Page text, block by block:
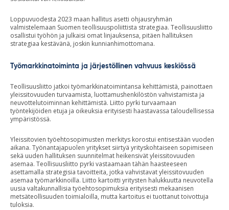
Loppuvuodesta 2023 maan hallitus asetti ohjausryhmän
valmistelemaan Suomen teollisuuspoliittista strategiaa. Teollisuusliitto
osallistui työhön ja julkaisi omat linjauksensa, pitäen hallituksen
strategiaa kestävänä, joskin kunnianhimottomana.
Työmarkkinatoiminta ja järjestöllinen vahvuus keskiössä
Teollisuusliitto jatkoi työmarkkinatoimintansa kehittämistä, painottaen
yleissitovuuden turvaamista, luottamushenkilöstön vahvistamista ja
neuvottelutoiminnan kehittämistä. Liitto pyrki turvaamaan
työntekijöiden etuja ja oikeuksia erityisesti haastavassa taloudellisessa
ympäristössä.
Yleissitovien työehtosopimusten merkitys korostui entisestään vuoden
aikana. Työnantajapuolen yritykset siirtyä yrityskohtaiseen sopimiseen
sekä uuden hallituksen suunnitelmat heikensivät yleissitovuuden
asemaa. Teollisuusliitto pyrki vastaamaan tähän haasteeseen
asettamalla strategisia tavoitteita, jotka vahvistavat yleissitovuuden
asemaa työmarkkinoilla. Liitto kartoitti yritysten halukkuutta neuvotella
uusia valtakunnallisia työehtosopimuksia erityisesti mekaanisen
metsäteollisuuden toimialoilla, mutta kartoitus ei tuottanut toivottuja
tuloksia.